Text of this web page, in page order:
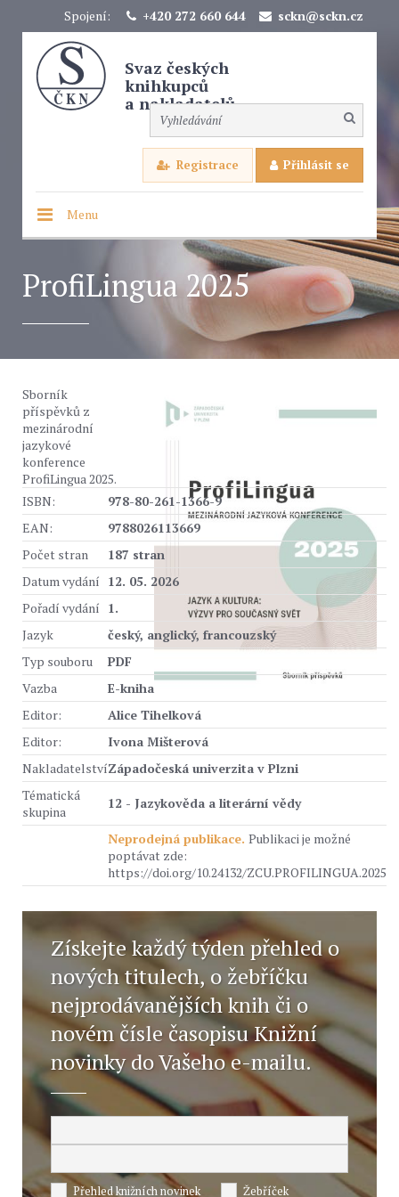
Spojení: +420 272 660 644 sckn@sckn.cz
Svaz českých
knihkupců
a nakladatelů
Registrace Přihlásit se
Menu
ProfiLingua 2025
Sborník
příspěvků z
mezinárodní
jazykové
konference
ProfiLingua 2025.
ISBN:
978-80-261-1366-9
EAN:
9788026113669
Počet stran
187 stran
Datum vydání 12. 05. 2026
Pořadí vydání 1.
Jazyk
český, anglický, francouzský
Typ souboru
PDF
Vazba
E-kniha
Editor:
Alice Tihelková
Editor:
Ivona Mišterová
NakladatelstvíZápadočeská univerzita v Plzni
Tématická
skupina
12 - Jazykověda a literární vědy
Neprodejná publikace. Publikaci je možné
poptávat zde:
https://doi.org/10.24132/ZCU.PROFILINGUA.2025
Získejte každý týden přehled o
nových titulech, o žebříčku
nejprodávanějších knih či o
novém čísle časopisu Knižní
novinky do Vašeho e-mailu.
Přehled knižních novinek Žebříček